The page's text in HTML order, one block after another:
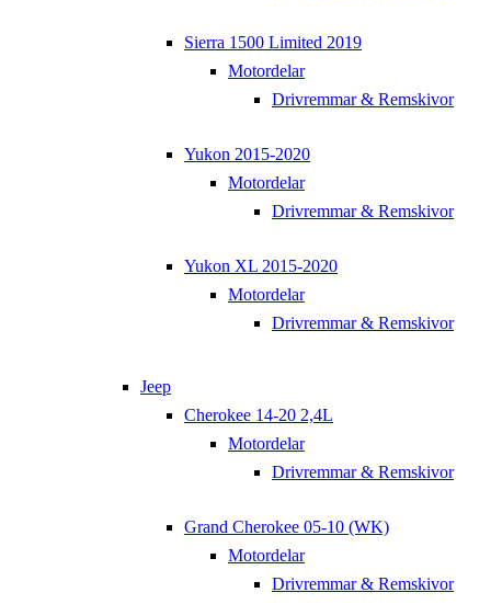
Sierra 1500 Limited 2019
Motordelar
Drivremmar & Remskivor
Yukon 2015-2020
Motordelar
Drivremmar & Remskivor
Yukon XL 2015-2020
Motordelar
Drivremmar & Remskivor
Jeep
Cherokee 14-20 2,4L
Motordelar
Drivremmar & Remskivor
Grand Cherokee 05-10 (WK)
Motordelar
Drivremmar & Remskivor